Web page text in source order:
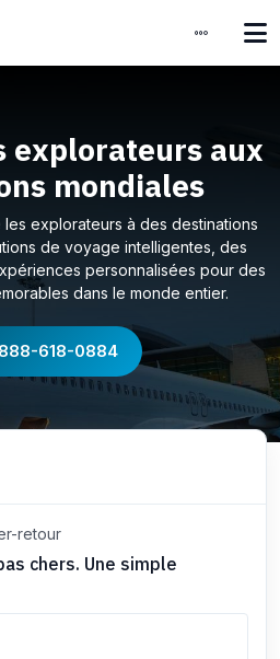
explorateurs aux
mondiales
explorateurs à des destinations
de voyage intelligentes, des
personnalisées pour des
dans le monde entier.
618-0884
retour
chers. Une simple